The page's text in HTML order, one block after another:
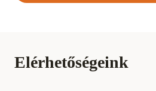
Elérhetőségeink